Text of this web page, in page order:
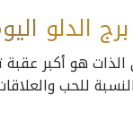
الدلو
هو أكبر
للحب